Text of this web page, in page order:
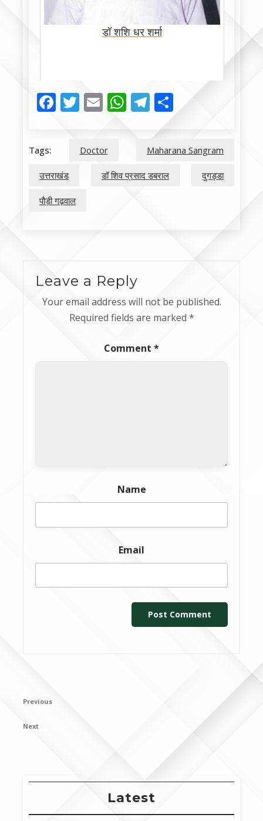
डॉ शशि धर शर्मा
Facebook
Twitter
EmailWhatsApp
Telegram
Share
Tags: Doctor Maharana Sangram
उत्तराखंड डॉ शिव प्रसाद डबराल दुगड्डा
पौड़ी गढ़वाल
Leave a Reply
Your email address will not be published.
Required fields are marked *
Comment *
Name
Email
Post
Previous
Previous
Next
Next
Latest